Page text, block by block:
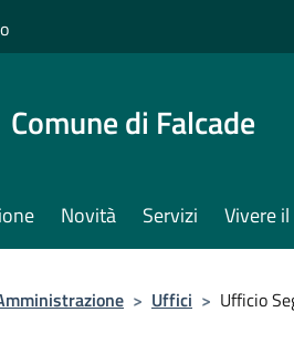
Comune di Falcade
Novità Servizi Vivere
> Uffici > Ufficio